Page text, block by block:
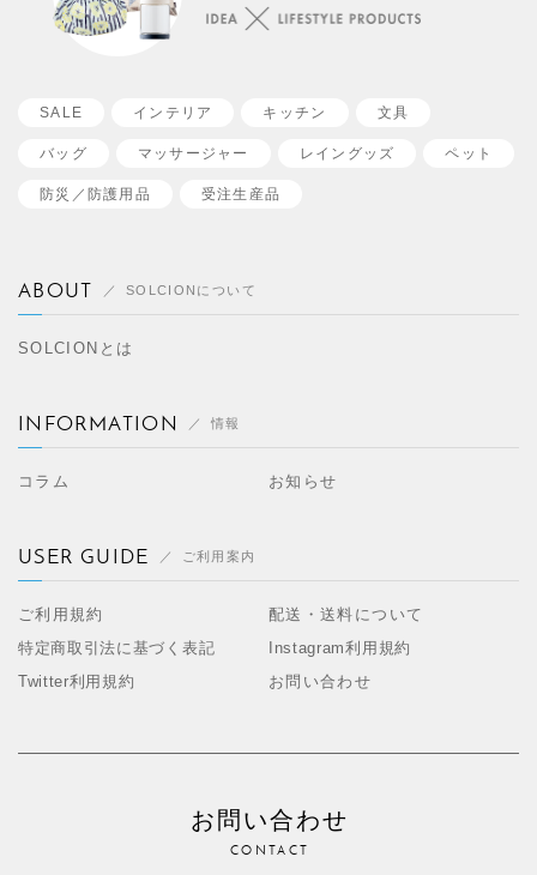
SALE インテリア キッチン 文具
バッグ マッサージャー レイングッズ ペット
防災／ 防護用品 受注生産品
ABOUT SOLCIONについて
SOLCIONとは
INFORMATION 情報
コラム お知らせ
USER GUIDE ご利用案内
ご利用規約
配送・送料について
特定商取引法に基づく表記
Instagram利用規約
Twitter利用規約
お問い合わせ
お問い合わせ
CONTACT